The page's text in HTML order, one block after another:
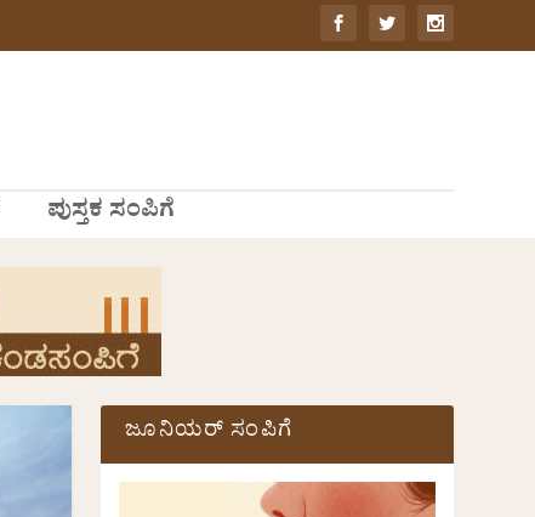
ಪುಸ್ತಕ ಸಂಪಿಗೆ
ಜೂನಿಯರ್ ಸಂಪಿಗೆ